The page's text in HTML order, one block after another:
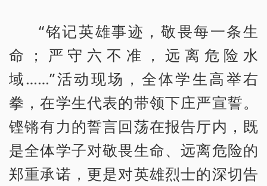
“铭记英雄事迹，敬畏每一条生
命；严守六不准，远离危险水
域……”活动现场，全体学生高举右
拳，在学生代表的带领下庄严宣誓。
铿锵有力的誓言回荡在报告厅内，既
是全体学子对敬畏生命、远离危险的
郑重承诺，更是对英雄烈士的深切告